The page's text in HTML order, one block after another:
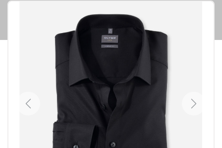
Previous Next